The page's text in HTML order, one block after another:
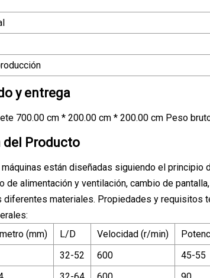
y entrega
700.00 cm * 200.00 cm * 200.00 cm Peso
del Producto
están diseñadas siguiendo el
de alimentación y ventilación, cambio de
diferentes materiales. Propiedades y requisitos
(mm) L/D Velocidad (r/min)
32-52 600 45-55